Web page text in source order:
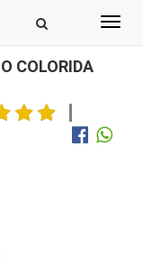
COLORIDA